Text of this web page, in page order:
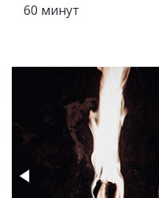
60 минут